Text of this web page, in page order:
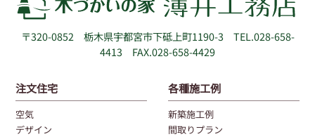
〒320-0852 栃木県宇都宮市下砥上町1190-3
TEL.028-658-
4413 FAX.028-658-4429
注文住宅
空気
デザイン
各種施工例
新築施工例
間取りプラン